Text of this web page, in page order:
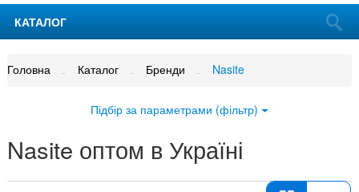
КАТАЛОГ
Головна Каталог Бренди Nasite
Підбір за параметрами (фільтр)
Nasite оптом в Україні